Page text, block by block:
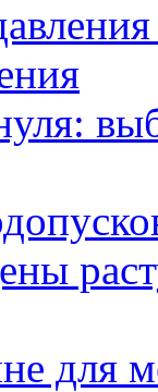
для